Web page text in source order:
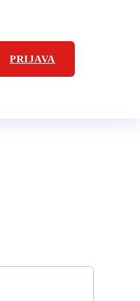
PRIJAVA